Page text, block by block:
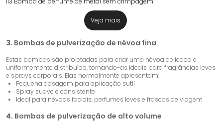
Veja mais
3. Bombas de pulverização de névoa fina
Estas bombas são projetadas para criar uma névoa delicada e
uniformemente distribuída, tornando-as ideais para fragrâncias leves
e sprays corporais. Elas normalmente apresentam:
Pequena dosagem para aplicação sutil
Spray suave e consistente
Ideal para névoas faciais, perfumes leves e frascos de viagem
4. Bombas de pulverização de alto volume